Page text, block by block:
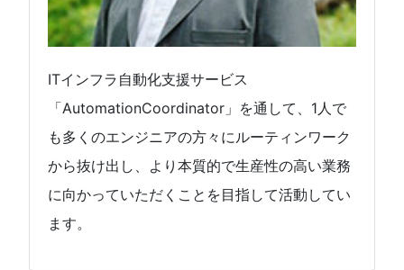
ITインフラ自動化支援サービス
「AutomationCoordinator」を通して、1人で
も多くのエンジニアの方々にルーティンワーク
から抜け出し、より本質的で生産性の高い業務
に向かっていただくことを目指して活動してい
ます。